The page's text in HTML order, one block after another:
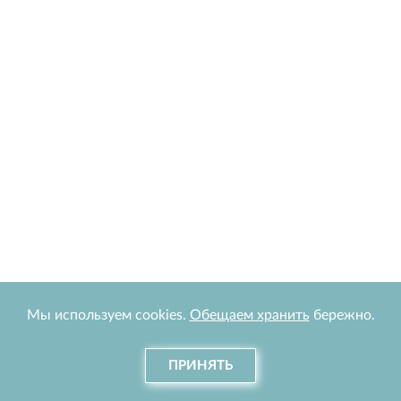
Мы используем cookies. Обещаем хранить бережно.
ПРИНЯТЬ